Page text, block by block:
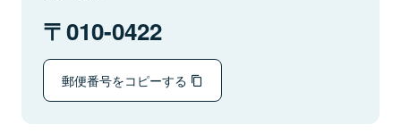
010-0422
郵便番号をコピーする